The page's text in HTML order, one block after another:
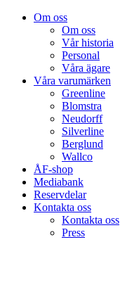
Om oss
Om oss
Vår historia
Personal
Våra ägare
Våra varumärken
Greenline
Blomstra
Neudorff
Silverline
Berglund
Wallco
ÅF-shop
Mediabank
Reservdelar
Kontakta oss
Kontakta oss
Press